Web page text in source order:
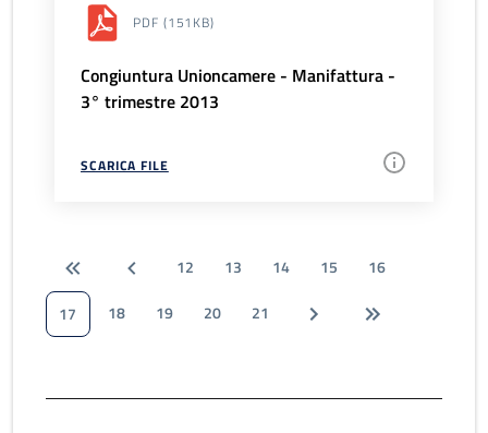
PDF (151KB)
Congiuntura Unioncamere - Manifattura -
3° trimestre 2013
SCARICA FILE
12 13 14 15
16
17
18 19 20 21